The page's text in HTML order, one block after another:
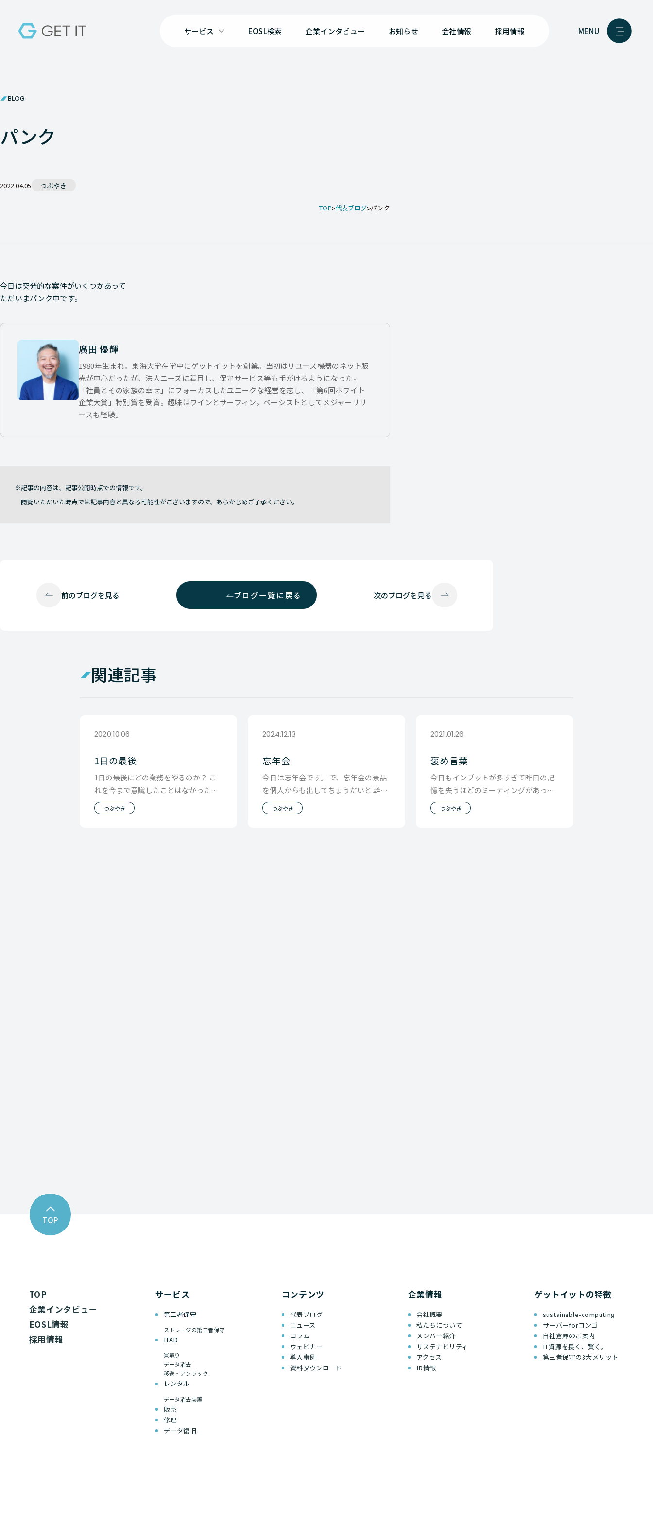
サービス EOSL検索 企業インタビュー お知らせ 会社情報 採用情報 MENU
BLOG
パンク
2022.04.05 つぶやき
TOP 代表ブログ パンク
今日は突発的な案件がいくつかあって
ただいまパンク中です。
廣田 優輝
1980年生まれ。東海大学在学中にゲットイットを創業。当初はリユース機器のネット販
売が中心だったが、法人ニーズに着目し、保守サービス等も手がけるようになった。
「社員とその家族の幸せ」にフォーカスしたユニークな経営を志し、「第6回ホワイト
企業大賞」特別賞を受賞。趣味はワインとサーフィン。ベーシストとしてメジャーリリ
ースも経験。
記事の内容は、記事公開時点での情報です。
閲覧いただいた時点では記事内容と異なる可能性がございますので、あらかじめご了承ください。
前のブログを見る ブログ一覧に戻る 次のブログを見る
関連記事
2020.10.06
1日の最後
1日の最後にどの業務をやるのか？ こ
れを今まで意識したことはなかったの
ですが 「終わり良ければ全てよし」で
1日の最後に
つぶやき
2024.12.13
忘年会
今日は忘年会です。 で、忘年会の景品
を個人からも出してちょうだいと 幹事
からお願いされたので 先週のブラック
フライデーを
つぶやき
2021.01.26
褒め言葉
今日もインプットが多すぎて昨日の記
憶を失うほどのミーティングがあった
のですが、その中で一番覚えているの
は 「今日はなん
つぶやき
TOP
TOP
企業インタビュー
EOSL情報
採用情報
サービス
第三者保守
ストレージの第三者保守
ITAD
買取り
データ消去
移送・アンラック
レンタル
データ消去装置
販売
修理
データ復旧
コンテンツ
代表ブログ
ニュース
コラム
ウェビナー
導入事例
資料ダウンロード
企業情報
会社概要
私たちについて
メンバー紹介
サステナビリティ
アクセス
IR情報
ゲットイットの特徴
sustainable-computing
サーバーforコンゴ
自社倉庫のご案内
IT資源を長く、賢く。
第三者保守の3大メリット